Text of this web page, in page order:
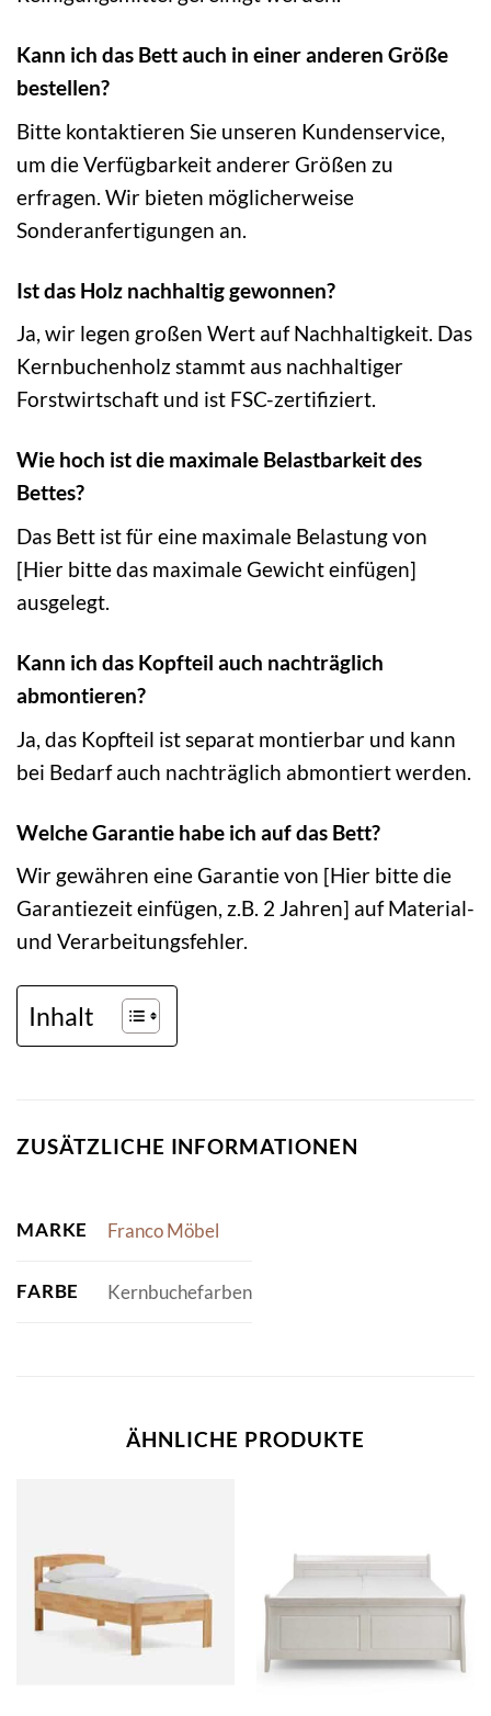
Kann ich das Bett auch in einer anderen Größe
bestellen?
Bitte kontaktieren Sie unseren Kundenservice,
um die Verfügbarkeit anderer Größen zu
erfragen. Wir bieten möglicherweise
Sonderanfertigungen an.
Ist das Holz nachhaltig gewonnen?
Ja, wir legen großen Wert auf Nachhaltigkeit. Das
Kernbuchenholz stammt aus nachhaltiger
Forstwirtschaft und ist FSC-zertifiziert.
Wie hoch ist die maximale Belastbarkeit des
Bettes?
Das Bett ist für eine maximale Belastung von
[Hier bitte das maximale Gewicht einfügen]
ausgelegt.
Kann ich das Kopfteil auch nachträglich
abmontieren?
Ja, das Kopfteil ist separat montierbar und kann
bei Bedarf auch nachträglich abmontiert werden.
Welche Garantie habe ich auf das Bett?
Wir gewähren eine Garantie von [Hier bitte die
Garantiezeit einfügen, z.B. 2 Jahren] auf Material-
und Verarbeitungsfehler.
Inhalt
ZUSÄTZLICHE INFORMATIONEN
MARKE Franco Möbel
FARBE Kernbuchefarben
ÄHNLICHE PRODUKTE